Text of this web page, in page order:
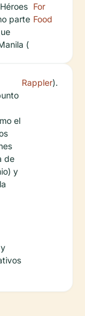
parte
(
For
Food
el
de
y
Rappler).